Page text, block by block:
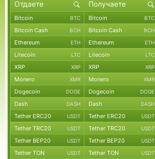
Bitcoin BTC Bitcoin BTC
Bitcoin Cash BCH Bitcoin Cash BCH
Ethereum ETH Ethereum ETH
Litecoin LTC Litecoin LTC
XRP XRP XRP XRP
Monero XMR Monero XMR
Dogecoin DOGE Dogecoin DOGE
Dash DASH Dash DASH
Tether ERC20 USDT Tether ERC20 USDT
Tether TRC20 USDT Tether TRC20 USDT
Tether BEP20 USDT Tether BEP20 USDT
Tether TON USDT Tether TON USDT